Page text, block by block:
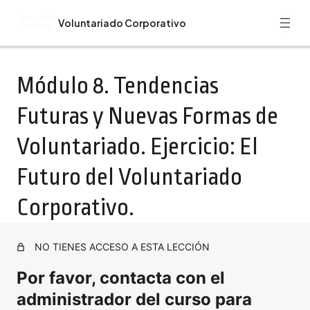
Voluntariado Corporativo
Guía Monográfico Voluntariado Corporativo
Bienvenida. Recomendaciones. Programa Formativo de
Voluntariado Corporativo.
Módulo 1. Introducción al Voluntariado Corporativo.
Ejercicio: Introducción al Voluntariado Corporativo.
Módulo 2. Responsabilidad Social Empresarial (RSE).
Ejercicio: Responsabilidad Social Empresarial (RSE) y
Voluntariado Corporativo.
Voluntariado. Ejercicio: Diseña tu Propio Programa de
Módulo 4. Habilidades para la Gestión del Voluntariado.
Ejercicio: Liderazgo y Motivación de Voluntarios.
Módulo 8. Tendencias
Futuras y Nuevas Formas de
Voluntariado. Ejercicio: El
Futuro del Voluntariado
Corporativo.
NO TIENES ACCESO A ESTA LECCIÓN
Por favor, contacta con el
administrador del curso para